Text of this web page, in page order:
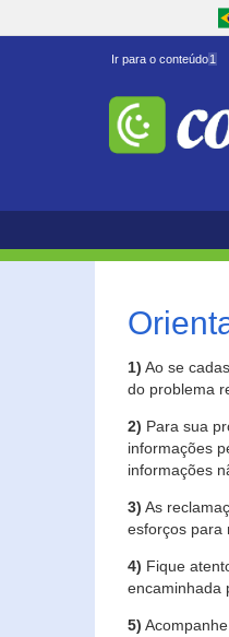
Ir para o conteúdo1
1) Ao se
do problema
2) Para sua
informações
informações
3) As
esforços para
4) Fique
encaminhada
5)